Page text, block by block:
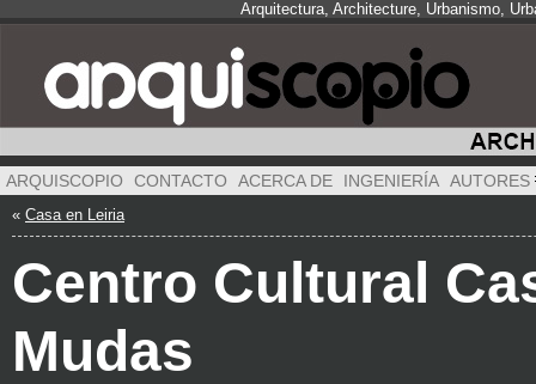
Arquitectura, Architecture, Urbanismo,
ARQUISCOPIO CONTACTO ACERCA DE INGENIERÍA AUTORES
« Casa en Leiria
Centro Cultural
Mudas